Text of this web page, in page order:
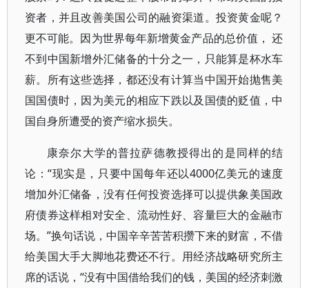
资者，并且改善美国公司的融资渠道。投资黄金呢？
更不可能。因为世界每年新增黄金产品的总价值， 还
不到中国新增外汇储备的十分之一，只能算是杯水车
薪。所有这些选择，都还没有计算当中国开始抛售美
国国债时，因为美元的相应下跌以及国债的贬值，中
国自身所遭受的资产缩水损失。
康奈尔大学的普拉萨德教授得出的是同样的结
论：“现实是，只要中国每年还以4000亿美元的速度
增加外汇储备，没有任何投资选择可以提供象美国政
府债券这样相对安全、流动性好、容量巨大的金融市
场。”换句话说，中国辛辛苦苦积攒下来的财富，不借
给美国大手大脚地花费还不行。用经济战略研究所主
席的话说，“没有中国借给我们的钱，美国的经济刺激